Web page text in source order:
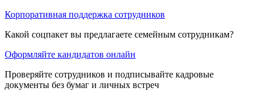
Корпоративная поддержка сотрудников
Какой соцпакет вы предлагаете семейным сотрудникам?
Оформляйте кандидатов онлайн
Проверяйте сотрудников и подписывайте кадровые
документы без бумаг и личных встреч